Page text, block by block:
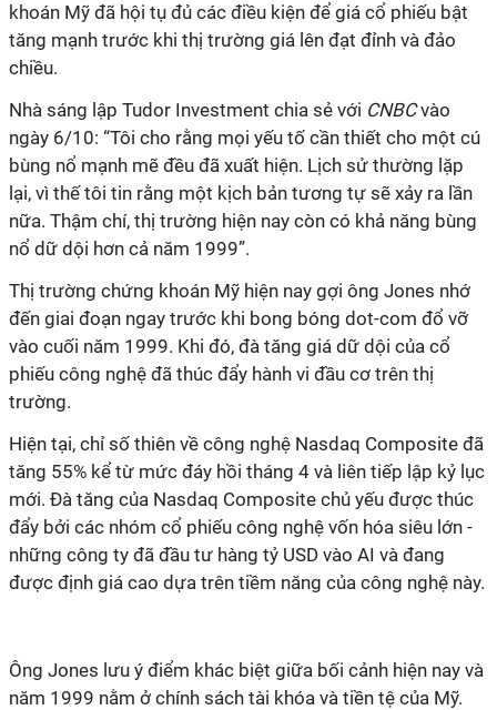
khoán Mỹ đã hội tụ đủ các điều kiện để giá cổ phiếu bật
tăng mạnh trước khi thị trường giá lên đạt đỉnh và đảo
chiều.
Nhà sáng lập Tudor Investment chia sẻ với CNBCvào
ngày 6/10: “Tôi cho rằng mọi yếu tố cần thiết cho một cú
bùng nổ mạnh mẽ đều đã xuất hiện. Lịch sử thường lặp
lại, vì thế tôi tin rằng một kịch bản tương tự sẽ xảy ra lần
nữa. Thậm chí, thị trường hiện nay còn có khả năng bùng
nổ dữ dội hơn cả năm 1999”.
Thị trường chứng khoán Mỹ hiện nay gợi ông Jones nhớ
đến giai đoạn ngay trước khi bong bóng dot-com đổ vỡ
vào cuối năm 1999. Khi đó, đà tăng giá dữ dội của cổ
phiếu công nghệ đã thúc đẩy hành vi đầu cơ trên thị
trường.
Hiện tại, chỉ số thiên về công nghệ Nasdaq Composite đã
tăng 55% kể từ mức đáy hồi tháng 4 và liên tiếp lập kỷ lục
mới. Đà tăng của Nasdaq Composite chủ yếu được thúc
đẩy bởi các nhóm cổ phiếu công nghệ vốn hóa siêu lớn -
những công ty đã đầu tư hàng tỷ USD vào AI và đang
được định giá cao dựa trên tiềm năng của công nghệ này.
Ông Jones lưu ý điểm khác biệt giữa bối cảnh hiện nay và
năm 1999 nằm ở chính sách tài khóa và tiền tệ của Mỹ.